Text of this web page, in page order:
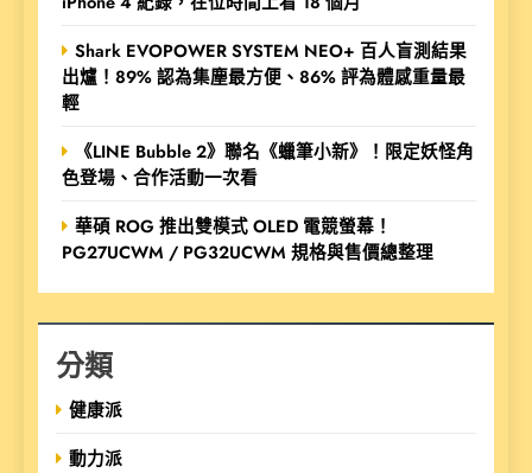
Shark EVOPOWER SYSTEM NEO+ 百人盲測結果
出爐！89% 認為集塵最方便、86% 評為體感重量最
輕
《LINE Bubble 2》聯名《蠟筆小新》！限定妖怪角
色登場、合作活動一次看
華碩 ROG 推出雙模式 OLED 電競螢幕！
PG27UCWM / PG32UCWM 規格與售價總整理
分類
健康派
動力派